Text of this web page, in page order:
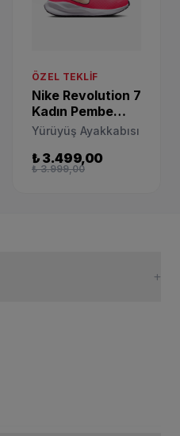
ÖZEL TEKLIF
Nike Revolution 7
Kadın Pembe
Yürüyüş
FB2208-602
Yürüyüş Ayakkabısı
₺ 3.499,00
₺ 3.999,00